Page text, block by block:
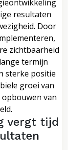
resultaten
Door
zichtbaarheid
termijn
sterke positie
groei van
van
vergt tijd